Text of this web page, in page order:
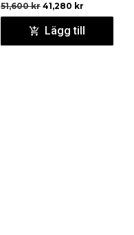
51,600kr 41,280 kr
Lägg till